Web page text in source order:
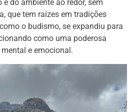
do ambiente ao redor, sem
que tem raízes em tradições
o budismo, se expandiu para
como uma poderosa
e emocional.